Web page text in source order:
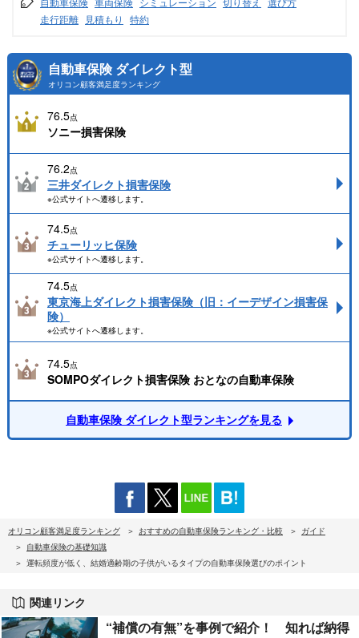
走行距離 見積もり 特約
自動車保険 ダイレクト型
オリコン顧客満足度ランキング
76.5点
ソニー損害保険
76.2点
三井ダイレクト損害保険
※公式サイトへ遷移します。
74.5点
チューリッヒ保険
※公式サイトへ遷移します。
74.5点
東京海上ダイレクト損害保険（旧：イーデザイン損害保
険）
※公式サイトへ遷移します。
74.5点
SOMPOダイレクト損害保険 おとなの自動車保険
自動車保険 ダイレクト型ランキングを見る
オリコン顧客満足度ランキング おすすめの自動車保険ランキング・比較
ガイド
自動車保険の基礎知識
運転頻度が低く、結婚適齢期の子供がいるタイプの自動車保険選びのポイント
関連リンク
“補償の有無”を事例で紹介！ 知れば納得